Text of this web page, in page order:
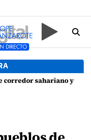
cortejo de hubara cerca del rally de Lanzarote